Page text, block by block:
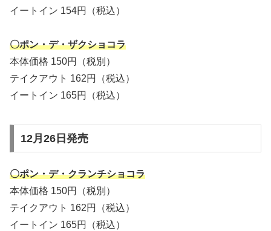
イートイン 154円（税込）
〇ポン・デ・ザクショコラ
本体価格 150円（税別）
テイクアウト 162円（税込）
イートイン 165円（税込）
12月26日発売
〇ポン・デ・クランチショコラ
本体価格 150円（税別）
テイクアウト 162円（税込）
イートイン 165円（税込）